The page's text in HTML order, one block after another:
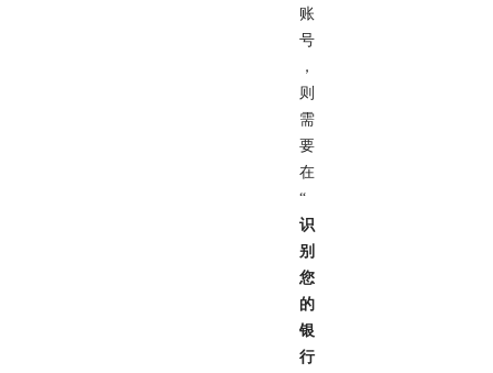
账
号
，
则
需
要
在
“
识
别
您
的
银
行